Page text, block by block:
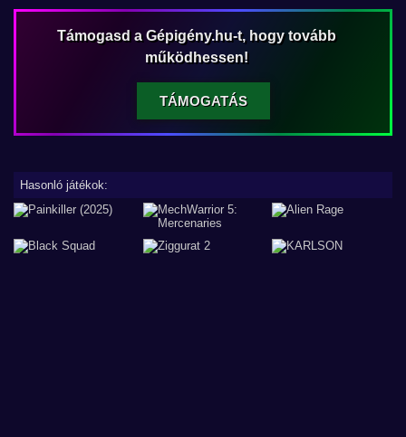
Támogasd a Gépigény.hu-t, hogy tovább
működhessen!
TÁMOGATÁS
Hasonló játékok: